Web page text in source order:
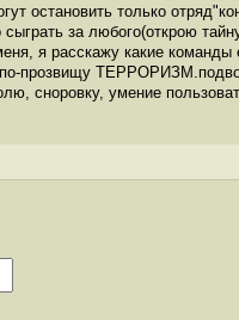
остановить только
за любого(открою
я расскажу какие команды
по-прозвищу
сноровку, умение